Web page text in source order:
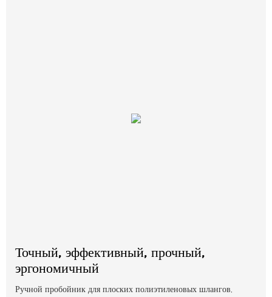
Точный, эффективный, прочный,
эргономичный
Ручной пробойник для плоских полиэтиленовых шлангов,